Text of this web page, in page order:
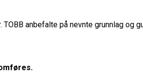
anbefalte på nevnte grunnlag og